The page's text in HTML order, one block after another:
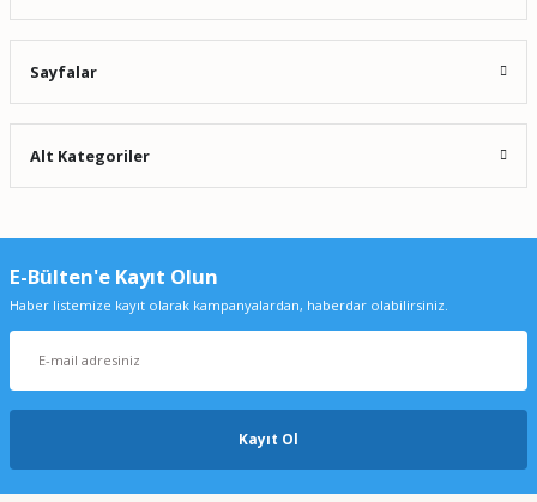
Sayfalar
Alt Kategoriler
E-Bülten'e Kayıt Olun
Haber listemize kayıt olarak kampanyalardan, haberdar olabilirsiniz.
Kayıt Ol